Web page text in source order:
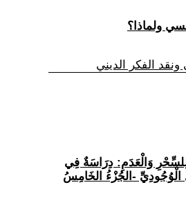
ونقد الفكر الديني
لِلسِّحْرِ وَالْعَدَمِ: دِرَاسَةٌ فِي
الْوُجُودِيِّ -الجُزْءُ الخَامِسُ